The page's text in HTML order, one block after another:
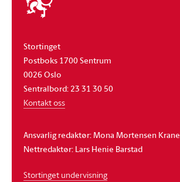
stortinget
Stortinget
Postboks 1700 Sentrum
0026 Oslo
Sentralbord: 23 31 30 50
Kontakt oss
Ansvarlig redaktør: Mona Mortensen Krane
Nettredaktør: Lars Henie Barstad
Stortinget undervisning